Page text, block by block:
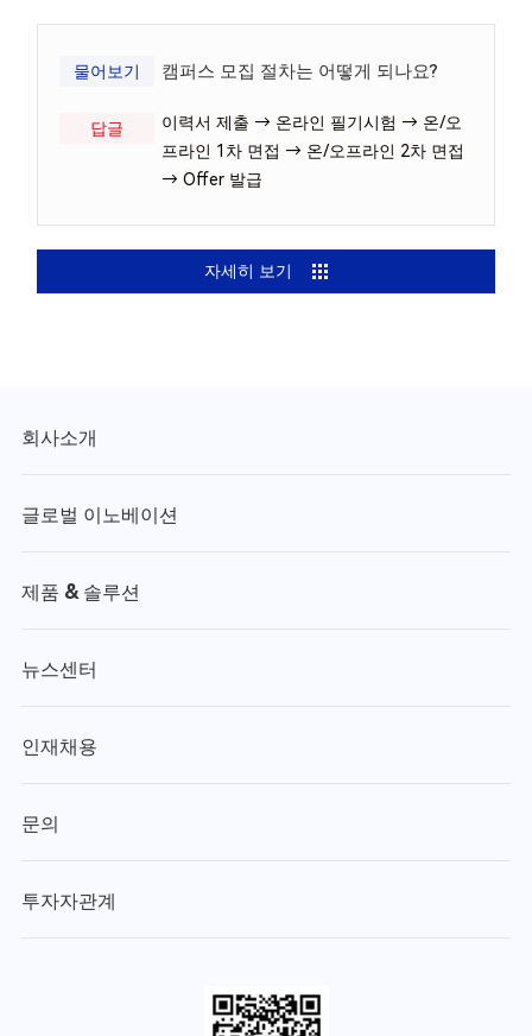
물어보기 캠퍼스 모집 절차는 어떻게 되나요?
답글
이력서 제출 → 온라인 필기시험 → 온/오
프라인 1차 면접 → 온/오프라인 2차 면접
→ Offer 발급
자세히 보기
회사소개
글로벌 이노베이션
제품 & 솔루션
뉴스센터
인재채용
문의
투자자관계